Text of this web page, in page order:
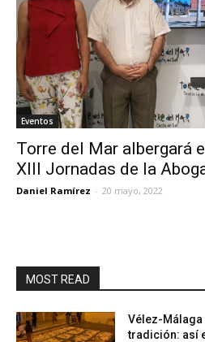
Eventos
Torre del Mar albergará
XIII Jornadas de la
Daniel Ramírez - 20 mayo, 2022
MOST READ
Vélez-Málaga
tradición: así